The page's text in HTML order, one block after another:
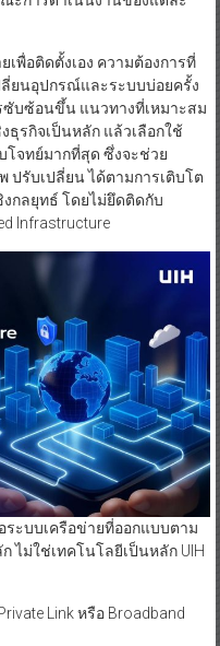
พื่อติดตั้งเอง ความต้องการที่
ยนอุปกรณ์และระบบบ่อยครั้ง
บซ้อนขึ้น แนวทางที่เหมาะสม
ธุรกิจเป็นหลัก แล้วเลือกใช้
โจทย์มากที่สุด ซึ่งจะช่วย
ปรับเปลี่ยน ได้ตามการเติบโต
กลยุทธ์ โดยไม่ยึดติดกับ
Infrastructure
ะบบเครือข่ายที่ออกแบบตาม
ไม่ใช่เทคโนโลยีเป็นหลัก UIH
Link หรือ Broadband